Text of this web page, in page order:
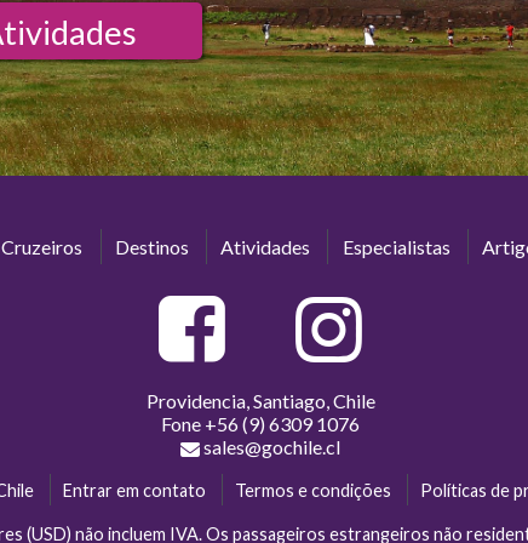
Cruzeiros Destinos Atividades Especialistas
Providencia, Santiago, Chile
Fone +56 (9) 6309 1076
sales@gochile.cl
Entrar em contato Termos e condições Políticas de
(USD) não incluem IVA. Os passageiros estrangeiros não